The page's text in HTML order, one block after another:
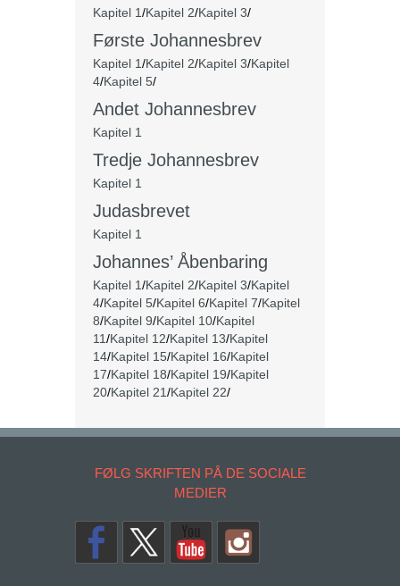
Kapitel 1/Kapitel 2/Kapitel 3/
Første Johannesbrev
Kapitel 1/Kapitel 2/Kapitel 3/Kapitel
4/Kapitel 5/
Andet Johannesbrev
Kapitel 1
Tredje Johannesbrev
Kapitel 1
Judasbrevet
Kapitel 1
Johannes’ Åbenbaring
Kapitel 1/Kapitel 2/Kapitel 3/Kapitel
4/Kapitel 5/Kapitel 6/Kapitel 7/Kapitel
8/Kapitel 9/Kapitel 10/Kapitel
11/Kapitel 12/Kapitel 13/Kapitel
14/Kapitel 15/Kapitel 16/Kapitel
17/Kapitel 18/Kapitel 19/Kapitel
20/Kapitel 21/Kapitel 22/
FØLG SKRIFTEN PÅ DE SOCIALE
MEDIER